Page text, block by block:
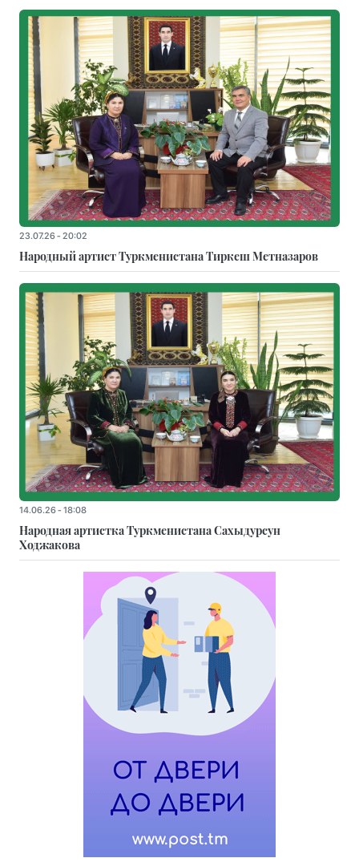
23.07.26 - 20:02
Народный артист Туркменистана Тиркеш Мeтназаров
14.06.26 - 18:08
Народная артистка Туркменистана Сахыдурсун
Ходжакова